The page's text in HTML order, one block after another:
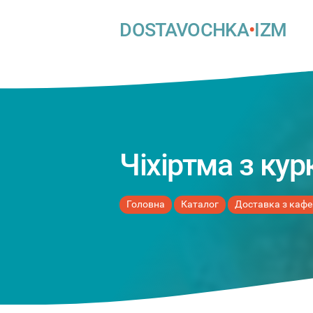
DOSTAVOCHKA•IZM
Чіхіртма з
Головна Каталог Доставка з кафе